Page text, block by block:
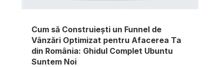
Cum să Construiești un Funnel de
Vânzări Optimizat pentru Afacerea Ta
din România: Ghidul Complet Ubuntu
Suntem Noi